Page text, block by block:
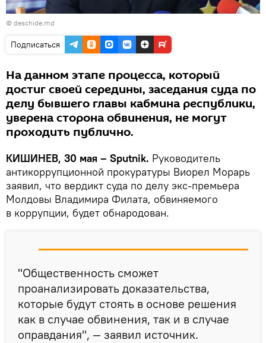
© deschide.md
Подписаться
На данном этапе процесса, который
достиг своей середины, заседания суда по
делу бывшего главы кабмина республики,
уверена сторона обвинения, не могут
проходить публично.
КИШИНЕВ, 30 мая – Sputnik. Руководитель
антикоррупционной прокуратуры Виорел Морарь
заявил, что вердикт суда по делу экс-премьера
Молдовы Владимира Филата, обвиняемого
в коррупции, будет обнародован.
"Общественность сможет
проанализировать доказательства,
которые будут стоять в основе решения
как в случае обвинения, так и в случае
оправдания", — заявил источник.